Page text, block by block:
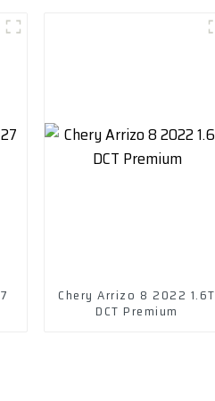
Chery Arrizo 8 2022 1.6T
DCT Premium